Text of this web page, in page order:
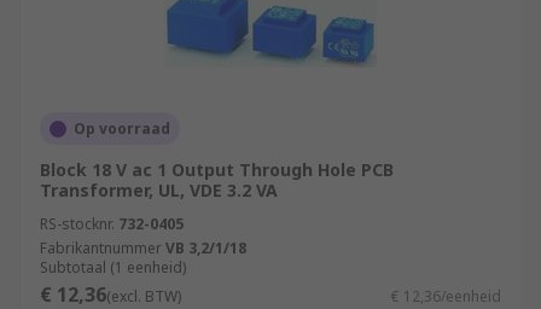
Op voorraad
Block 18 V ac 1 Output Through Hole PCB
Transformer, UL, VDE 3.2 VA
RS-stocknr. 732-0405
FabrikantnummerVB 3,2/1/18
Subtotaal (1 eenheid)
€ 12,36(excl. BTW) € 12,36/eenheid